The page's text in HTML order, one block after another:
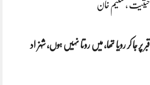
، سلیم خان
جا کر رویا تھا، میں روتا نہیں ہوں، شہزاد